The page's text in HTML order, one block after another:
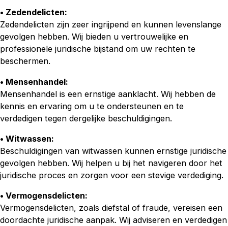
• Zedendelicten:
Zedendelicten zijn zeer ingrijpend en kunnen levenslange
gevolgen hebben. Wij bieden u vertrouwelijke en
professionele juridische bijstand om uw rechten te
beschermen.
• Mensenhandel:
Mensenhandel is een ernstige aanklacht. Wij hebben de
kennis en ervaring om u te ondersteunen en te
verdedigen tegen dergelijke beschuldigingen.
• Witwassen:
Beschuldigingen van witwassen kunnen ernstige juridische
gevolgen hebben. Wij helpen u bij het navigeren door het
juridische proces en zorgen voor een stevige verdediging.
• Vermogensdelicten:
Vermogensdelicten, zoals diefstal of fraude, vereisen een
doordachte juridische aanpak. Wij adviseren en verdedigen